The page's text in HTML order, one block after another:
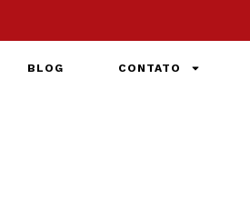
BLOG CONTATO